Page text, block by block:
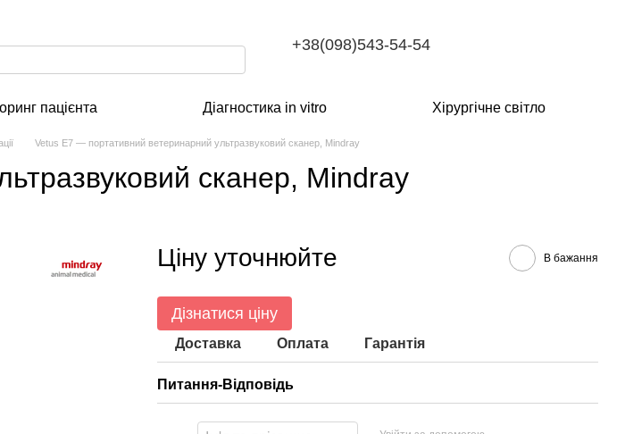
+38(098)543-54-54
пацієнта Діагностика in vitro Хірургічне світло
Vetus E7 — портативний ветеринарний ультразвуковий сканер, Mindray
сканер, Mindray
Ціну уточнюйте В бажання
Дізнатися ціну
Доставка Оплата Гарантія
Питання-Відповідь